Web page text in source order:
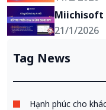
Hiện Thực
Miichisoft
tuần có
21/1/2026
Tag News
Hạnh phúc cho